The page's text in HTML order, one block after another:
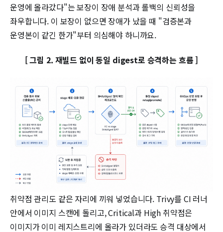
운영에 올라갔다"는 보장이 장애 분석과 롤백의 신뢰성을
좌우합니다. 이 보장이 없으면 장애가 났을 때 "검증본과
운영본이 같긴 한가"부터 의심해야 하니까요.
[ 그림 2. 재빌드 없이 동일 digest로 승격하는 흐름 ]
취약점 관리도 같은 자리에 끼워 넣었습니다. Trivy를 CI 러너
안에서 이미지 스캔에 돌리고, Critical과 High 취약점은
이미지가 이미 레지스트리에 올라가 있더라도 승격 대상에서